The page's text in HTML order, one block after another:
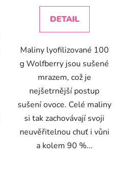
DETAIL
Maliny lyofilizované 100
g Wolfberry jsou sušené
mrazem, což je
nejšetrnější postup
sušení ovoce. Celé maliny
si tak zachovávají svoji
neuvěřitelnou chuť i vůni
a kolem 90 %...